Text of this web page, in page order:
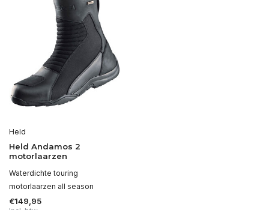
Held
Held Andamos 2
motorlaarzen
Waterdichte touring
motorlaarzen all season
€149,95